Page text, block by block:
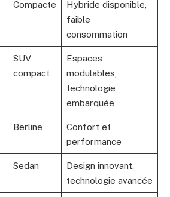
Compacte
Hybride disponible,
faible
consommation
SUV
compact
Espaces
modulables,
technologie
embarquée
Berline
Confort et
performance
Sedan
Design innovant,
technologie avancée